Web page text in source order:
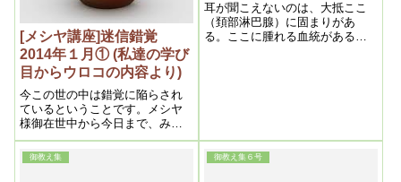
[メシヤ講座]迷信錯覚
2014年１月① (私達の学び
目からウロコの内容より)
今この世の中は錯覚に陥らされ
ているということです。メシヤ
様御在世中から今日まで、みん
な錯覚させられてるんですね。
だから私たちはこの世の中に生
きているので、”自分が錯覚を起
耳が聞こえないのは、大抵ここ
（頚部淋巴腺）に固まりがあ
る。ここに腫れる血統があるん
御教え集 御教え集６号